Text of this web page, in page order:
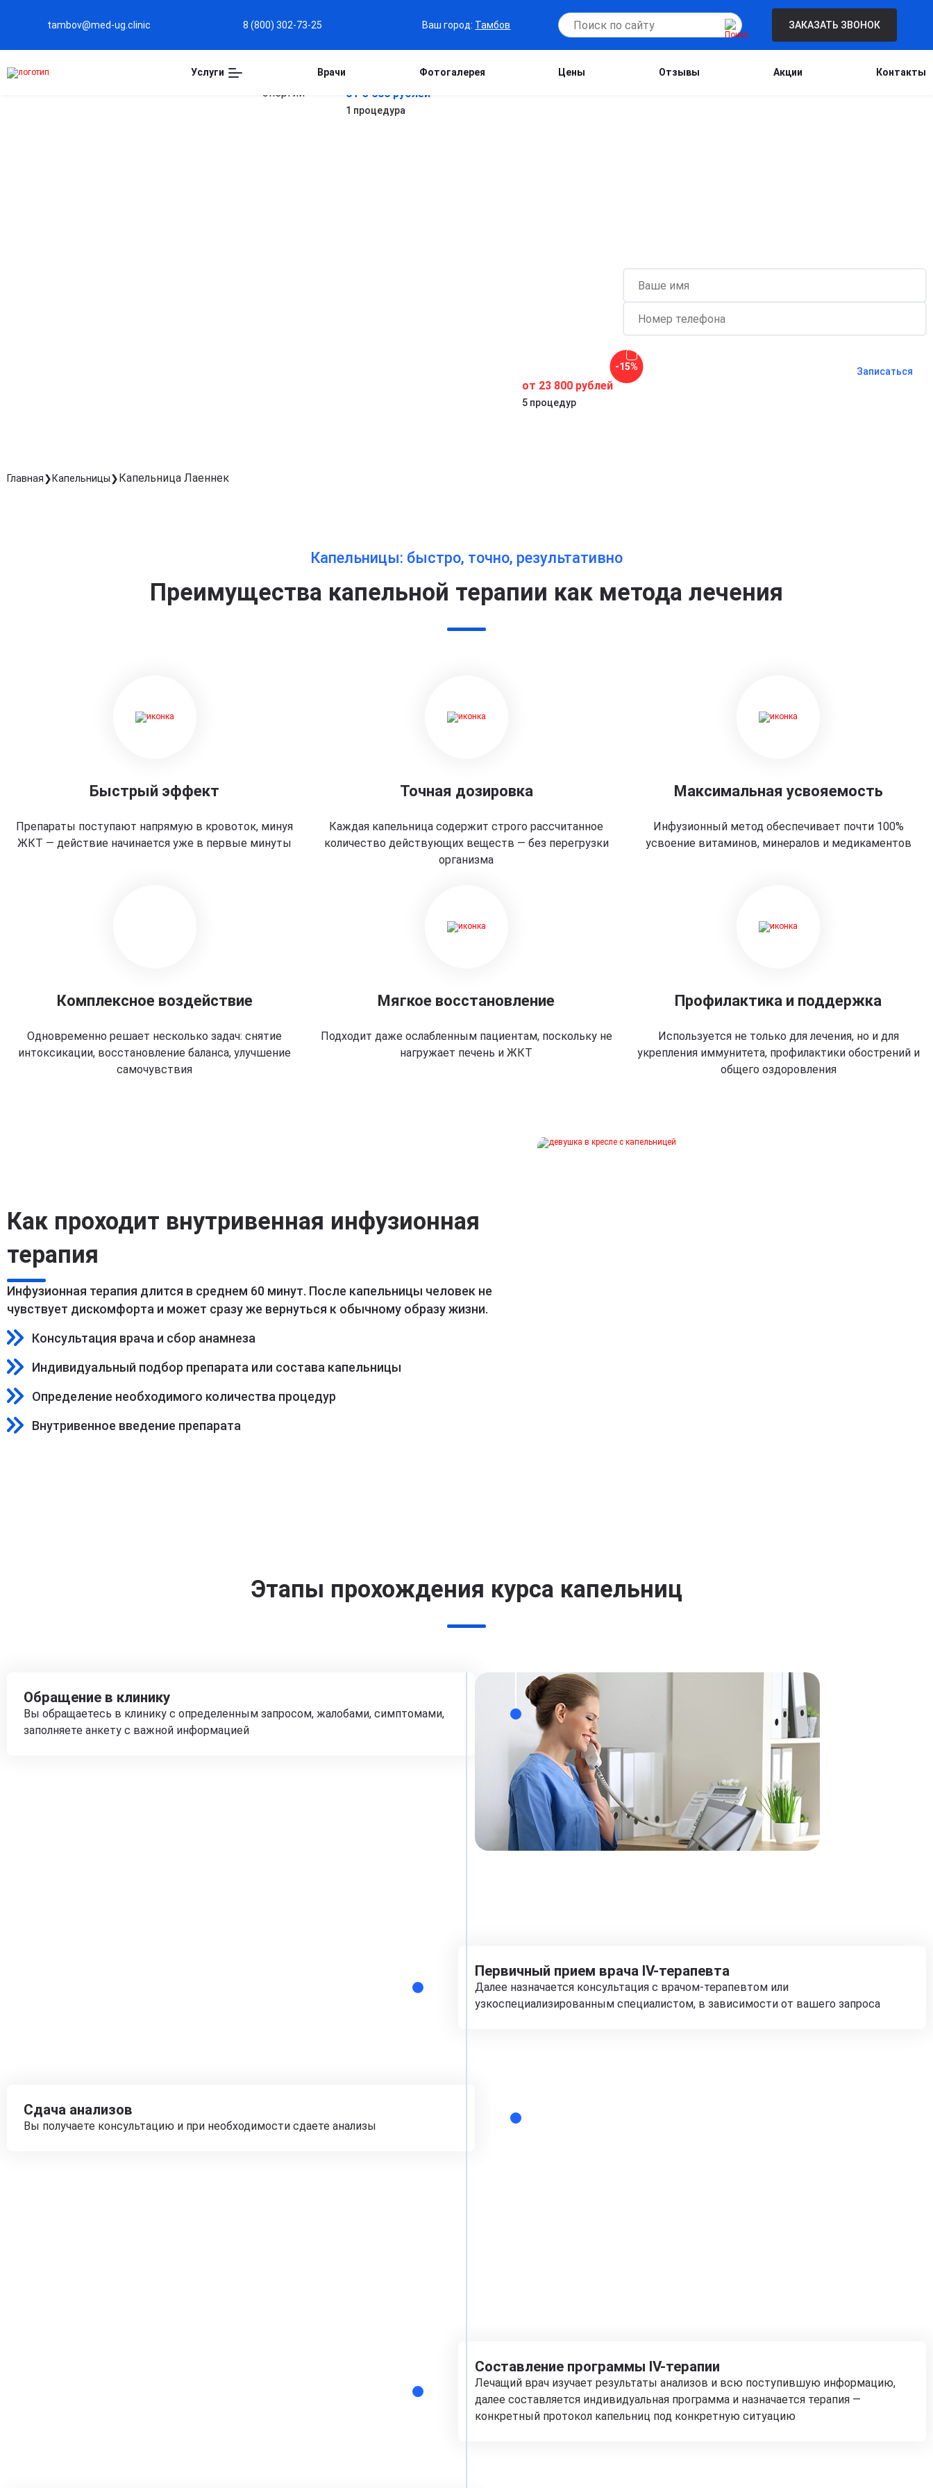
tambov@med-ug.clinic 8 (800) 302-73-25 Ваш город: Тамбов ЗАКАЗАТЬ ЗВОНОК
Услуги Врачи Фотогалерея Цены Отзывы Акции Контакты
от 5 600 рублей
1 процедура
от 23 800 рублей
5 процедур
-15% Записаться
Главная Капельницы Капельница Лаеннек
Капельницы: быстро, точно, результативно
Преимущества капельной терапии как метода лечения
Быстрый эффект
Препараты поступают напрямую в кровоток, минуя
ЖКТ — действие начинается уже в первые минуты
Точная дозировка
Каждая капельница содержит строго рассчитанное
количество действующих веществ — без перегрузки
организма
Максимальная усвояемость
Инфузионный метод обеспечивает почти 100%
усвоение витаминов, минералов и медикаментов
Комплексное воздействие
Одновременно решает несколько задач: снятие
интоксикации, восстановление баланса, улучшение
самочувствия
Мягкое восстановление
Подходит даже ослабленным пациентам, поскольку не
нагружает печень и ЖКТ
Профилактика и поддержка
Используется не только для лечения, но и для
укрепления иммунитета, профилактики обострений и
общего оздоровления
Как проходит внутривенная инфузионная
терапия
Инфузионная терапия длится в среднем 60 минут. После капельницы человек не
чувствует дискомфорта и может сразу же вернуться к обычному образу жизни.
Консультация врача и сбор анамнеза
Индивидуальный подбор препарата или состава капельницы
Определение необходимого количества процедур
Внутривенное введение препарата
Этапы прохождения курса капельниц
Обращение в клинику
Вы обращаетесь в клинику с определенным запросом, жалобами, симптомами,
заполняете анкету с важной информацией
Первичный прием врача IV-терапевта
Далее назначается консультация с врачом-терапевтом или
узкоспециализированным специалистом, в зависимости от вашего запроса
Сдача анализов
Вы получаете консультацию и при необходимости сдаете анализы
Составление программы IV-терапии
Лечащий врач изучает результаты анализов и всю поступившую информацию,
далее составляется индивидуальная программа и назначается терапия —
конкретный протокол капельниц под конкретную ситуацию